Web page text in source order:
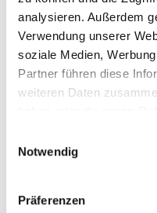
analysieren. Außerdem
Verwendung unserer
soziale Medien,
Partner führen diese
weiteren Daten
Notwendig
Präferenzen